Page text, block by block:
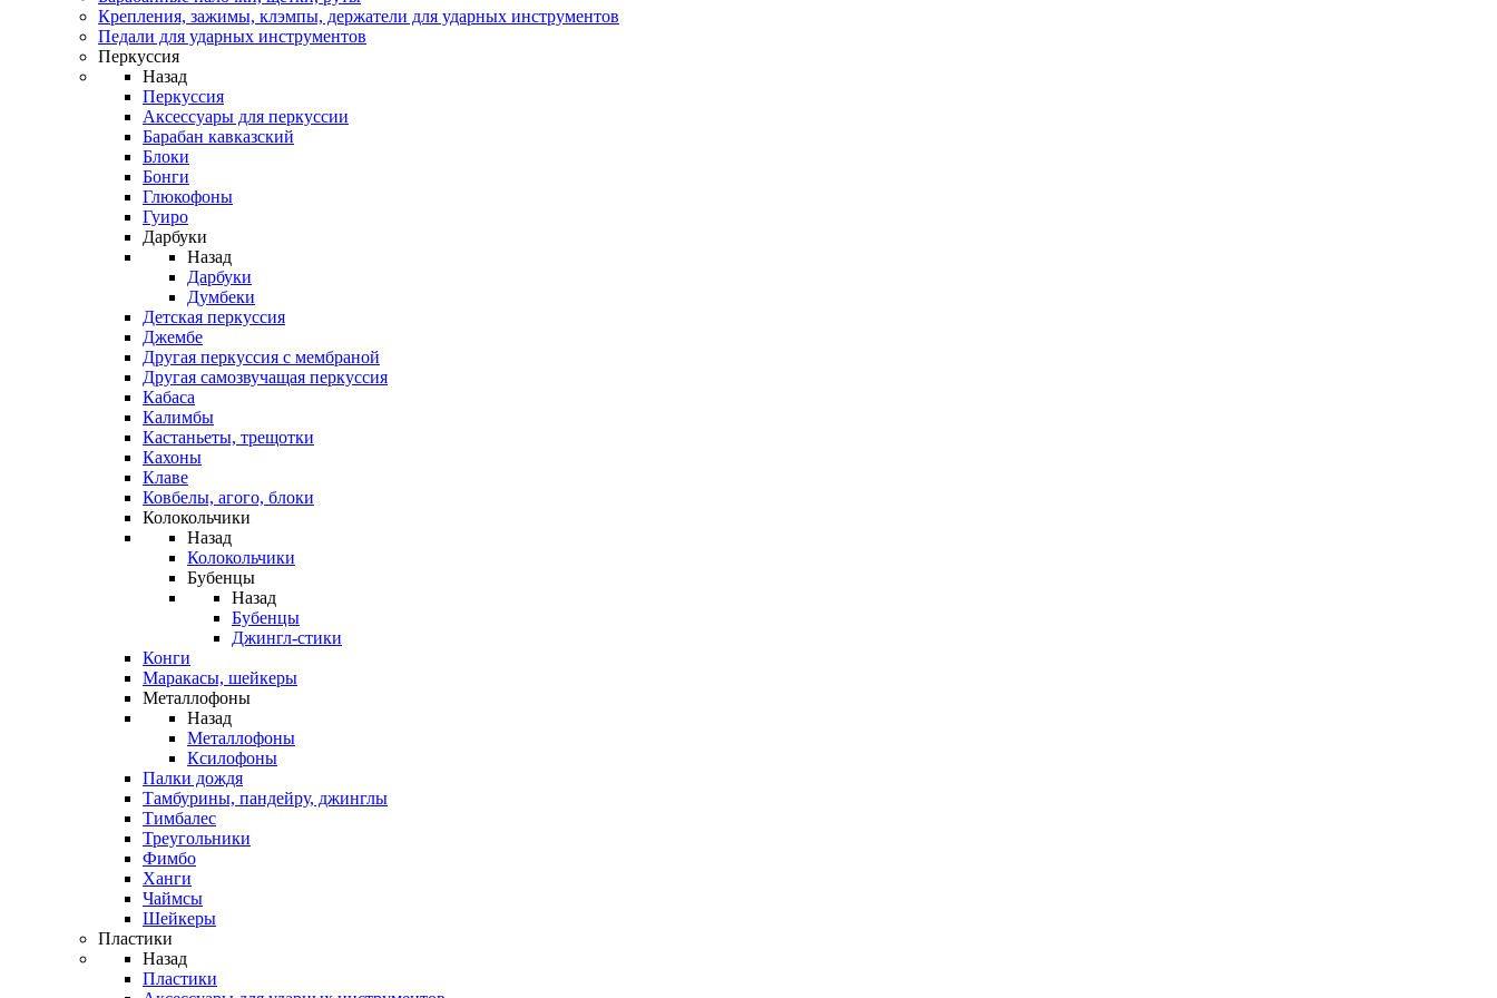
Крепления, зажимы, клэмпы, держатели для ударных инструментов
Педали для ударных инструментов
Перкуссия
Назад
Перкуссия
Аксессуары для перкуссии
Барабан кавказский
Блоки
Бонги
Глюкофоны
Гуиро
Дарбуки
Назад
Дарбуки
Думбеки
Детская перкуссия
Джембе
Другая перкуссия с мембраной
Другая самозвучащая перкуссия
Кабаса
Калимбы
Кастаньеты, трещотки
Кахоны
Клаве
Ковбелы, агого, блоки
Колокольчики
Назад
Колокольчики
Бубенцы
Назад
Бубенцы
Джингл-стики
Конги
Маракасы, шейкеры
Металлофоны
Назад
Металлофоны
Ксилофоны
Палки дождя
Тамбурины, пандейру, джинглы
Тимбалес
Треугольники
Фимбо
Ханги
Чаймсы
Шейкеры
Пластики
Назад
Пластики